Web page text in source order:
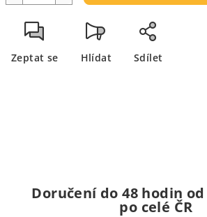
Zeptat se Hlídat Sdílet
Doručení do 48 hodin
po celé ČR